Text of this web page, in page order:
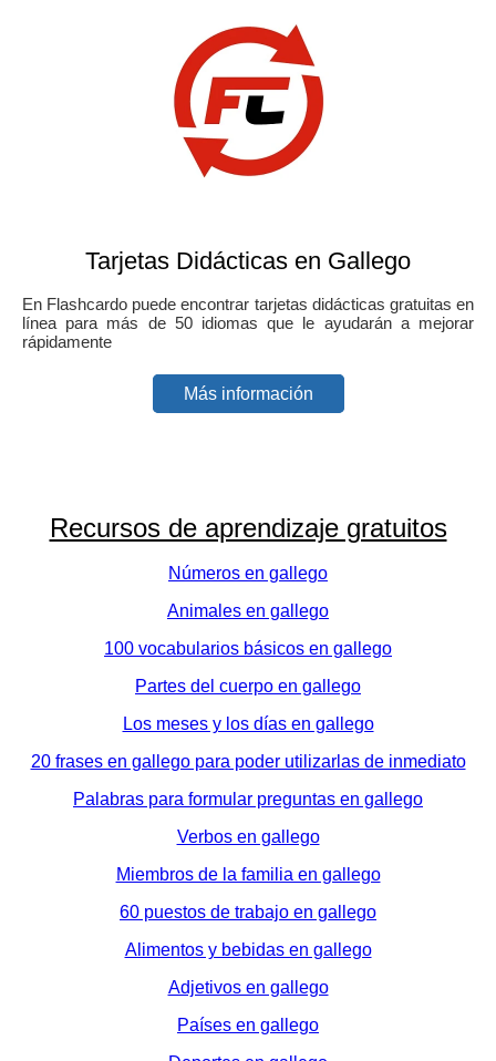
Tarjetas Didácticas en Gallego
En Flashcardo puede encontrar tarjetas didácticas gratuitas en
línea para más de 50 idiomas que le ayudarán a mejorar
rápidamente
Más información
Recursos de aprendizaje gratuitos
Números en gallego
Animales en gallego
100 vocabularios básicos en gallego
Partes del cuerpo en gallego
Los meses y los días en gallego
20 frases en gallego para poder utilizarlas de inmediato
Palabras para formular preguntas en gallego
Verbos en gallego
Miembros de la familia en gallego
60 puestos de trabajo en gallego
Alimentos y bebidas en gallego
Adjetivos en gallego
Países en gallego